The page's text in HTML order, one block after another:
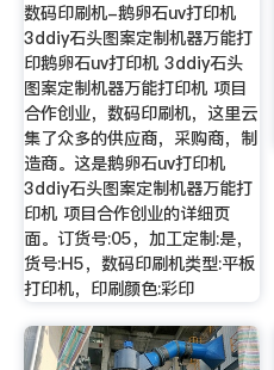
数码印刷机-鹅卵石uv打印机
3ddiy石头图案定制机器万能打
印鹅卵石uv打印机 3ddiy石头
图案定制机器万能打印机 项目
合作创业，数码印刷机，这里云
集了众多的供应商，采购商，制
造商。这是鹅卵石uv打印机
3ddiy石头图案定制机器万能打
印机 项目合作创业的详细页
面。订货号:05，加工定制:是，
货号:H5，数码印刷机类型:平板
打印机，印刷颜色:彩印